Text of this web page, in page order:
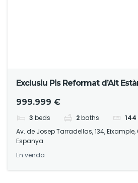
Exclusiu Pis Reformat d’Alt
999.999 €
3 beds 2baths 144
Av. de Josep Tarradellas, 134,
Espanya
En venda